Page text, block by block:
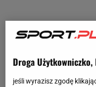
Droga
jeśli wyrazisz zgodę